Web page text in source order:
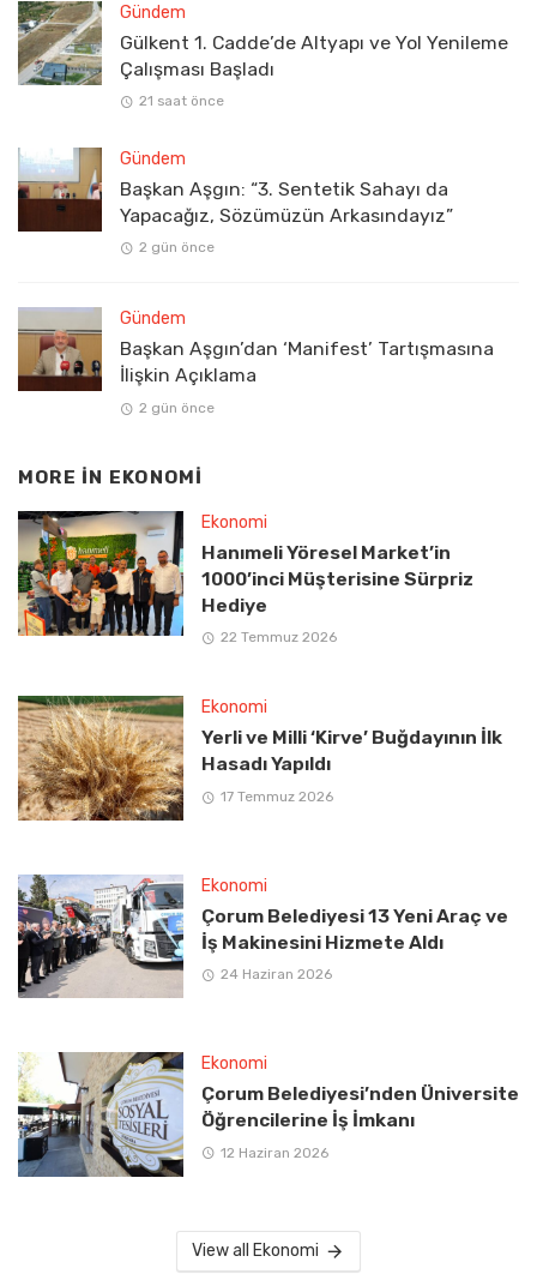
Gündem
Gülkent 1. Cadde’de Altyapı ve Yol Yenileme
Çalışması Başladı
21 saat önce
Gündem
Başkan Aşgın: “3. Sentetik Sahayı da
Yapacağız, Sözümüzün Arkasındayız”
2 gün önce
Gündem
Başkan Aşgın’dan ‘Manifest’ Tartışmasına
İlişkin Açıklama
2 gün önce
MORE IN EKONOMI
Ekonomi
Hanımeli Yöresel Market’in
1000’inci Müşterisine Sürpriz
Hediye
22 Temmuz 2026
Ekonomi
Yerli ve Milli ‘Kirve’ Buğdayının İlk
Hasadı Yapıldı
17 Temmuz 2026
Ekonomi
Çorum Belediyesi 13 Yeni Araç ve
İş Makinesini Hizmete Aldı
24 Haziran 2026
Ekonomi
Çorum Belediyesi’nden Üniversite
Öğrencilerine İş İmkanı
12 Haziran 2026
View all Ekonomi